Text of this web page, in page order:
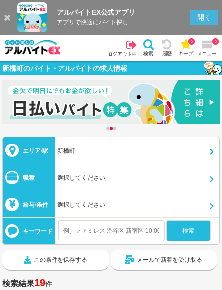
アルバイトEX公式アプリ
アプリで快適にバイト探し
開く
ログアウト中 検索 履歴 キープ
0
メニュー
0
新橋町のバイト・アルバイトの求人情報
エリア/駅 新橋町
職種 選択してください
給与/条件 選択してください
キーワード
この条件を保存する メールで新着を受け取る
検索結果19件